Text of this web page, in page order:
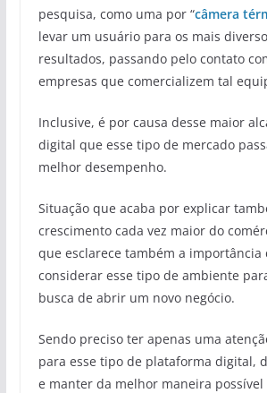
pesquisa, como uma por “câmera
levar um usuário para os mais
resultados, passando pelo contato
empresas que comercializem tal
Inclusive, é por causa desse maior
digital que esse tipo de mercado
melhor desempenho.
Situação que acaba por explicar
crescimento cada vez maior do
que esclarece também a importância
considerar esse tipo de ambiente
busca de abrir um novo negócio.
Sendo preciso ter apenas uma
para esse tipo de plataforma digital,
e manter da melhor maneira possível